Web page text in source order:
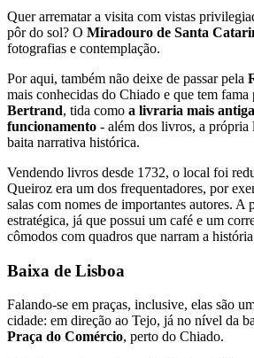
Quer arrematar a visita com vistas
pôr do sol? O Miradouro de Santa
fotografias e contemplação.
Por aqui, também não deixe de passar pela
mais conhecidas do Chiado e que tem fama
Bertrand, tida como a livraria mais
funcionamento - além dos livros, a própria
baita narrativa histórica.
Vendendo livros desde 1732, o local foi
Queiroz era um dos frequentadores, por
salas com nomes de importantes autores. A
estratégica, já que possui um café e um
cômodos com quadros que narram a
Baixa de Lisboa
Falando-se em praças, inclusive, elas são
cidade: em direção ao Tejo, já no nível da
Praça do Comércio, perto do Chiado.